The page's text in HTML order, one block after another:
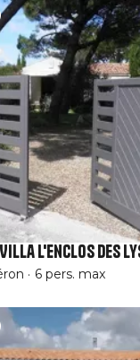
L'Enclos des
6 pers. max